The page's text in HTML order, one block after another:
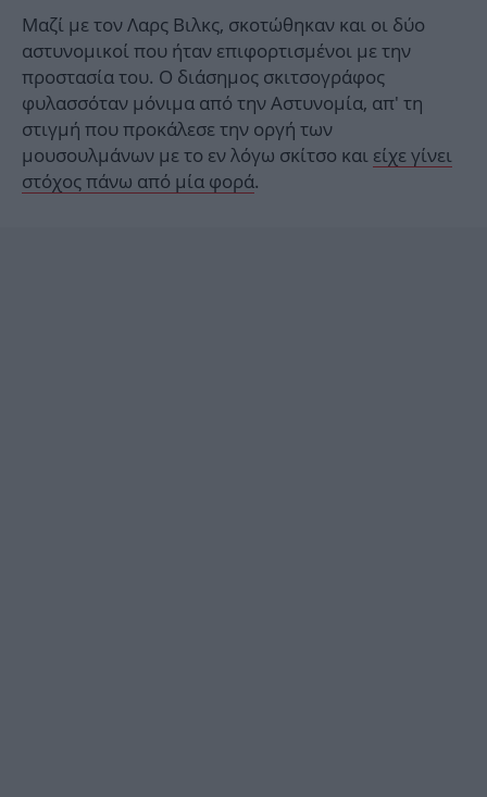
Μαζί με τον Λαρς Βιλκς, σκοτώθηκαν και οι δύο
αστυνομικοί που ήταν επιφορτισμένοι με την
προστασία του. Ο διάσημος σκιτσογράφος
φυλασσόταν μόνιμα από την Αστυνομία, απ' τη
στιγμή που προκάλεσε την οργή των
μουσουλμάνων με το εν λόγω σκίτσο και είχε γίνει
στόχος πάνω από μία φορά.